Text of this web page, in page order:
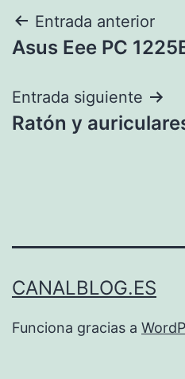
Navegación
de
entradas
Entrada anterior
Asus Eee PC
Entrada siguiente
Ratón y
CANALBLOG.ES
Funciona gracias a